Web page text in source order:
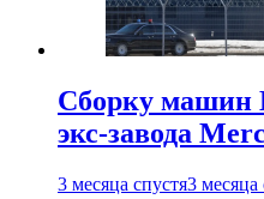
Сборку машин
экс-завода
3 месяца спустя3 месяца